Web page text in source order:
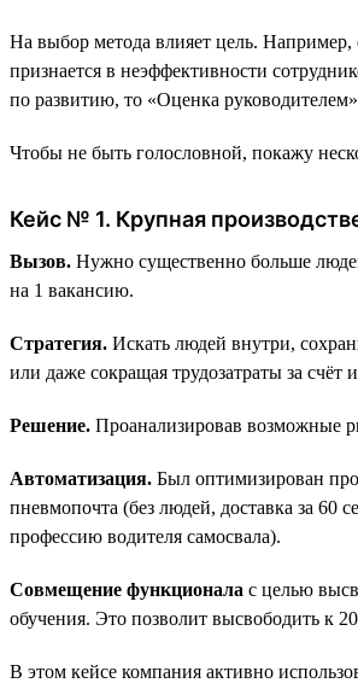
На выбор метода влияет цель. Например,
признается в неэффективности
по развитию, то «Оценка
Чтобы не быть голословной, покажу
Кейс № 1. Крупная
Вызов. Нужно существенно больше
на 1 вакансию.
Стратегия. Искать людей внутри,
или даже сокращая трудозатраты за
Решение. Проанализировав возможные
Автоматизация. Был оптимизирован
пневмопочта (без людей, доставка за
профессию водителя самосвала).
Совмещение функционала с целью
обучения. Это позволит высвободить к
В этом кейсе компания активно